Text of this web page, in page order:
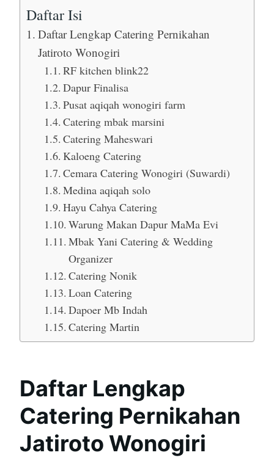
Daftar Isi
Daftar Lengkap Catering Pernikahan
Jatiroto Wonogiri
RF kitchen blink22
Dapur Finalisa
Pusat aqiqah wonogiri farm
Catering mbak marsini
Catering Maheswari
Kaloeng Catering
Cemara Catering Wonogiri (Suwardi)
Medina aqiqah solo
Hayu Cahya Catering
Warung Makan Dapur MaMa Evi
Mbak Yani Catering & Wedding
Organizer
Catering Nonik
Loan Catering
Dapoer Mb Indah
Catering Martin
Daftar Lengkap
Catering Pernikahan
Jatiroto Wonogiri